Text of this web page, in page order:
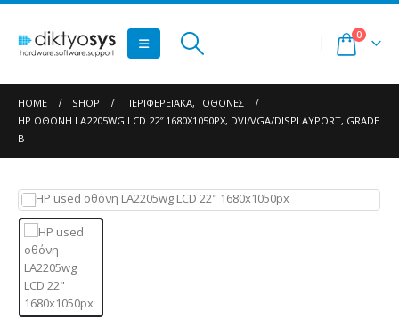
0
HOME SHOP ΠΕΡΙΦΕΡΕΙΑΚΆ,
ΟΘΌΝΕΣ
HP ΟΘΌΝΗ LA2205WG LCD 22″ 1680X1050PX, DVI/VGA/DISPLAYPORT, GRADE
B